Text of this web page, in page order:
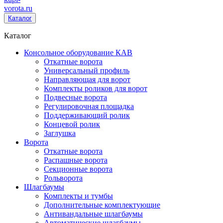
vorota.ru
Каталог
Каталог
Консольное оборудование КАВ
Откатные ворота
Универсальный профиль
Направляющая для ворот
Комплекты роликов для ворот
Подвесные ворота
Регулировочная площадка
Поддерживающий ролик
Концевой ролик
Заглушка
Ворота
Откатные ворота
Распашные ворота
Секционные ворота
Рольворота
Шлагбаумы
Комплекты и тумбы
Дополнительные комплектующие
Антивандальные шлагбаумы